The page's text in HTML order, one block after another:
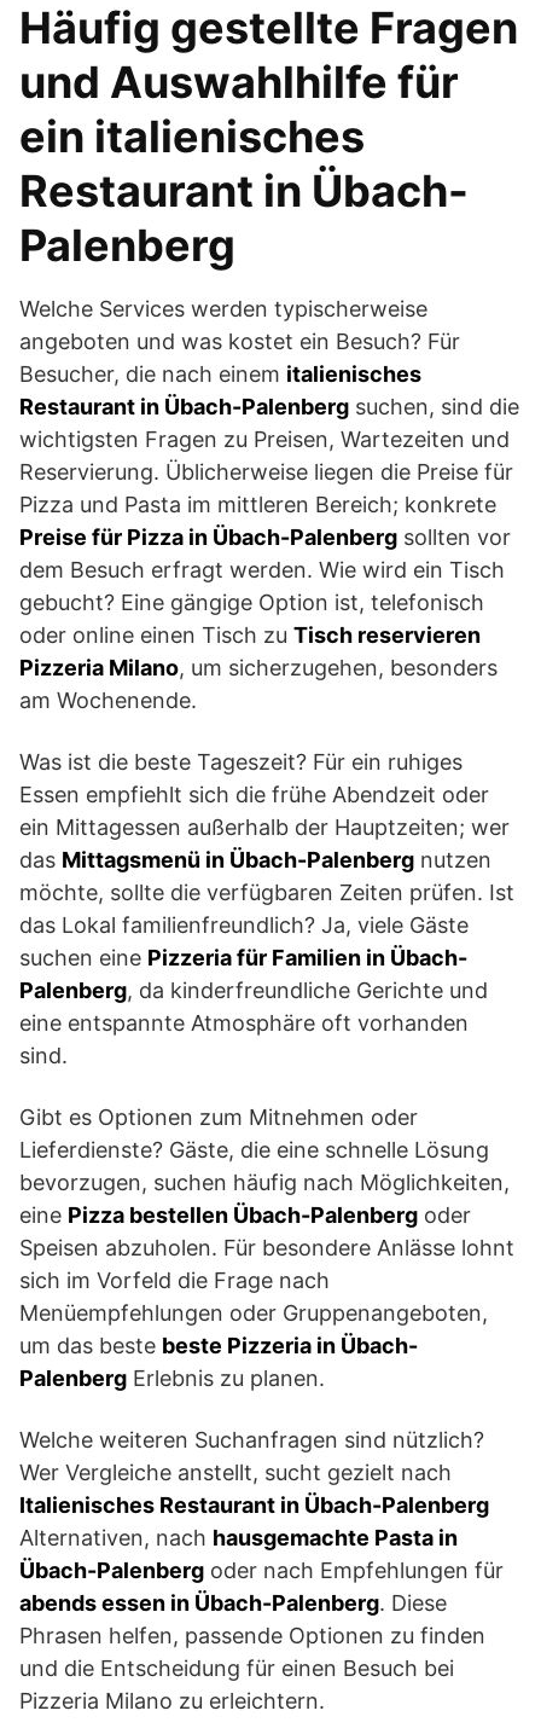
Häufig gestellte Fragen
und Auswahlhilfe für
ein italienisches
Restaurant in Übach-
Palenberg
Welche Services werden typischerweise
angeboten und was kostet ein Besuch? Für
Besucher, die nach einem italienisches
Restaurant in Übach-Palenberg suchen, sind die
wichtigsten Fragen zu Preisen, Wartezeiten und
Reservierung. Üblicherweise liegen die Preise für
Pizza und Pasta im mittleren Bereich; konkrete
Preise für Pizza in Übach-Palenberg sollten vor
dem Besuch erfragt werden. Wie wird ein Tisch
gebucht? Eine gängige Option ist, telefonisch
oder online einen Tisch zu Tisch reservieren
Pizzeria Milano, um sicherzugehen, besonders
am Wochenende.
Was ist die beste Tageszeit? Für ein ruhiges
Essen empfiehlt sich die frühe Abendzeit oder
ein Mittagessen außerhalb der Hauptzeiten; wer
das Mittagsmenü in Übach-Palenberg nutzen
möchte, sollte die verfügbaren Zeiten prüfen. Ist
das Lokal familienfreundlich? Ja, viele Gäste
suchen eine Pizzeria für Familien in Übach-
Palenberg, da kinderfreundliche Gerichte und
eine entspannte Atmosphäre oft vorhanden
sind.
Gibt es Optionen zum Mitnehmen oder
Lieferdienste? Gäste, die eine schnelle Lösung
bevorzugen, suchen häufig nach Möglichkeiten,
eine Pizza bestellen Übach-Palenberg oder
Speisen abzuholen. Für besondere Anlässe lohnt
sich im Vorfeld die Frage nach
Menüempfehlungen oder Gruppenangeboten,
um das beste beste Pizzeria in Übach-
Palenberg Erlebnis zu planen.
Welche weiteren Suchanfragen sind nützlich?
Wer Vergleiche anstellt, sucht gezielt nach
Italienisches Restaurant in Übach-Palenberg
Alternativen, nach hausgemachte Pasta in
Übach-Palenberg oder nach Empfehlungen für
abends essen in Übach-Palenberg. Diese
Phrasen helfen, passende Optionen zu finden
und die Entscheidung für einen Besuch bei
Pizzeria Milano zu erleichtern.